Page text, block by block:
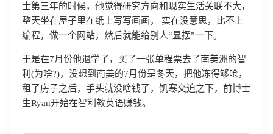
士第三年的时候，他觉得研究方向和现实生活关联不大，
整天坐在屋子里在纸上写写画画， 实在没意思，比不上
编程，做一个网站，然后就能给别人“显摆”一下。
于是在7月份他退学了，买了一张单程票去了南美洲的智
利(为啥?)，没想到南美的7月份是冬天，把他冻得够呛，
租了房子之后，手头就没啥钱了，饥寒交迫之下，前博士
生Ryan开始在智利教英语赚钱。